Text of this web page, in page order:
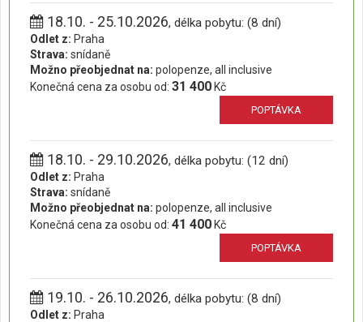
18.10. - 25.10.2026, délka pobytu: (8 dní)
Odlet z: Praha
Strava: snídaně
Možno přeobjednat na: polopenze, all inclusive
Konečná cena za osobu od: 31 400 Kč
POPTÁVKA
18.10. - 29.10.2026, délka pobytu: (12 dní)
Odlet z: Praha
Strava: snídaně
Možno přeobjednat na: polopenze, all inclusive
Konečná cena za osobu od: 41 400 Kč
POPTÁVKA
19.10. - 26.10.2026, délka pobytu: (8 dní)
Odlet z: Praha